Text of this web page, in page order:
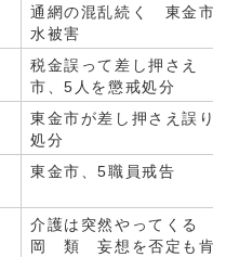
通網の混乱続く 東金市
水被害
税金誤って差し押さえ
市、5人を懲戒処分
東金市が差し押さえ誤り
処分
東金市、5職員戒告
介護は突然やってくる
岡 類 妄想を否定も肯